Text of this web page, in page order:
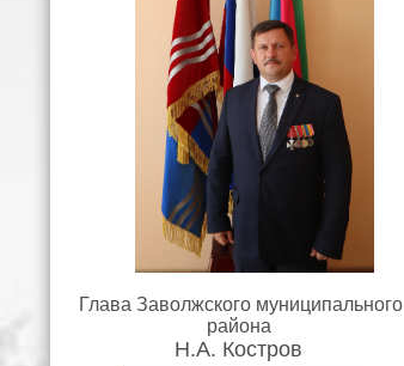
Глава Заволжского муниципального
района
Н.А. Костров